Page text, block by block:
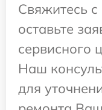
Свяжитесь
оставьте
сервисного
Наш
для